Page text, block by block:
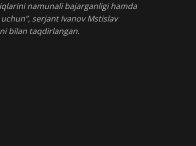
namunali bajarganligi hamda
serjant Ivanov Mstislav
bilan taqdirlangan.